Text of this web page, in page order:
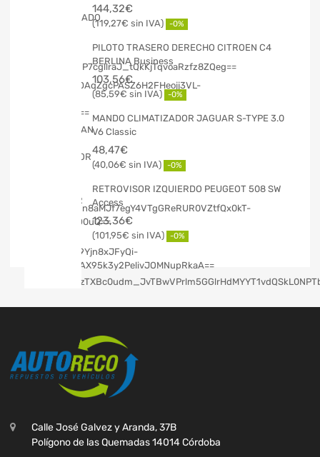
144,32€
119,27€ -0%
PILOTO TRASERO DERECHO CITROEN C4
BERLINA Business
103,56€
85,59€ -0%
MANDO CLIMATIZADOR JAGUAR S-TYPE 3.0
V6 Classic
48,47€
40,06€ -0%
RETROVISOR IZQUIERDO PEUGEOT 508 SW
Access
123,36€
101,95€ -0%
Calle José Galvez y Aranda, 37B
Polígono de las Quemadas 14014 Córdoba